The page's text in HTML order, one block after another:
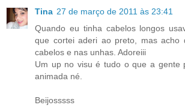
Tina 27 de março de 2011 às 23:41
Quando eu tinha cabelos longos
que cortei aderi ao preto, mas acho
cabelos e nas unhas. Adoreiii
Um up no visu é tudo o que a gente
animada né.
Beijosssss